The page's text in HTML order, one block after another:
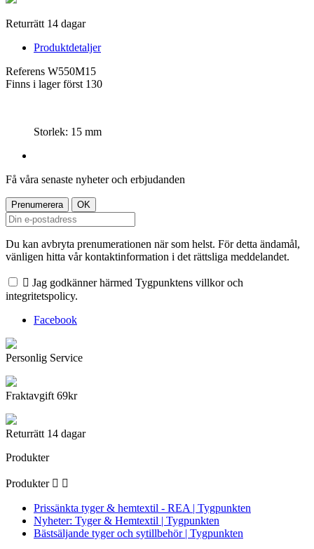
Returrätt 14 dagar
Produktdetaljer
Referens W550M15
Finns i lager först 130
Storlek: 15 mm
Få våra senaste nyheter och erbjudanden
Du kan avbryta prenumerationen när som helst. För detta ändamål,
vänligen hitta vår kontaktinformation i det rättsliga meddelandet.
 Jag godkänner härmed Tygpunktens villkor och
integritetspolicy.
Facebook
Personlig Service
Fraktavgift 69kr
Returrätt 14 dagar
Produkter
Produkter  
Prissänkta tyger & hemtextil - REA | Tygpunkten
Nyheter: Tyger & Hemtextil | Tygpunkten
Bästsäljande tyger och sytillbehör | Tygpunkten